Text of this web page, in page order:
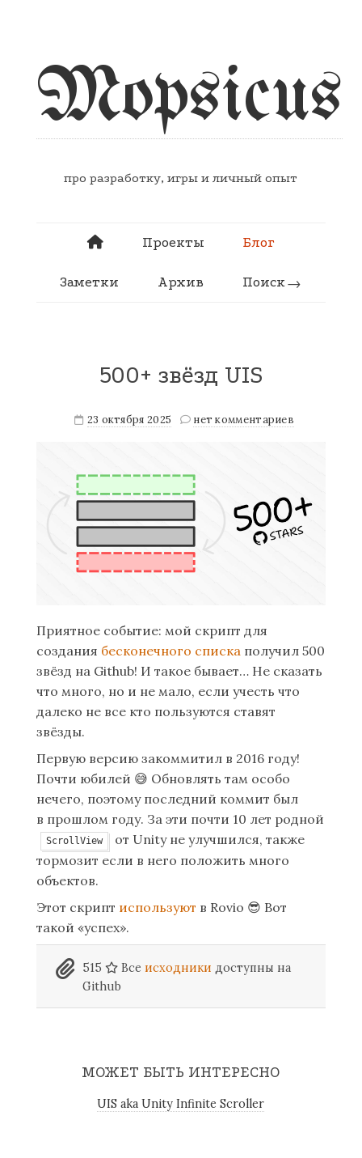
Mopsicus
про разработку, игры и личный опыт
Проекты Блог
Заметки Архив Поиск
500+ звёзд UIS
23 октября 2025 нет комментариев
Приятное событие: мой скрипт для
создания бесконечного списка получил 500
звёзд на Github! И такое бывает… Не сказать
что много, но и не мало, если учесть что
далеко не все кто пользуются ставят
звёзды.
Первую версию закоммитил в 2016 году!
Почти юбилей 😅 Обновлять там особо
нечего, поэтому последний коммит был
в прошлом году. За эти почти 10 лет родной
ScrollView
от Unity не улучшился, также
тормозит если в него положить много
объектов.
Этот скрипт используют в Rovio 😎 Вот
такой «успех».
515 Всеисходники доступны на
Github
МОЖЕТ БЫТЬ ИНТЕРЕСНО
UIS aka Unity Infinite Scroller